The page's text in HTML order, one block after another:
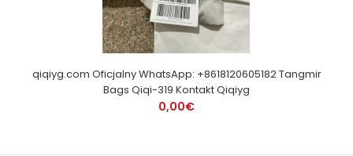
qiqiyg.com Oficjalny WhatsApp: +8618120605182 Tangmir
Bags Qiqi-319 Kontakt Qiqiyg
0,00€